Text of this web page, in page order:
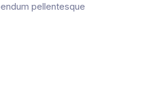
pellentesque